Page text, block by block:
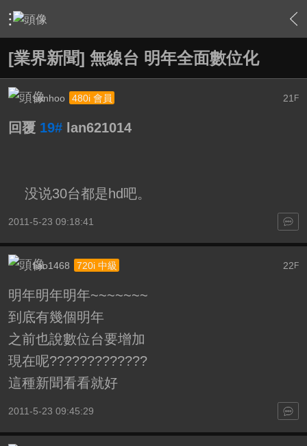
› 綜合討論區 › 台灣UHD TV發展討論區 › 內容
[業界新聞] 無線台 明年全面數位化
21 F
sunhoo 480i 會員
回覆 19# lan621014
没说30台都是hd吧。
2011-5-23 09:18:41
22F
liao1468 720i 中級
明年明年明年~~~~~~~
到底有幾個明年
之前也說數位台要增加
現在呢?????????????
這種新聞看看就好
2011-5-23 09:45:29